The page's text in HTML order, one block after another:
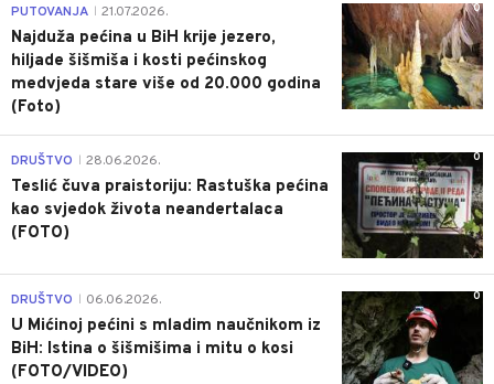
0
PUTOVANJA 21.07.2026.
Najduža pećina u BiH krije jezero,
hiljade šišmiša i kosti pećinskog
medvjeda stare više od 20.000 godina
(Foto)
0
DRUŠTVO 28.06.2026.
Teslić čuva praistoriju: Rastuška pećina
kao svjedok života neandertalaca
(FOTO)
0
DRUŠTVO 06.06.2026.
U Mićinoj pećini s mladim naučnikom iz
BiH: Istina o šišmišima i mitu o kosi
(FOTO/VIDEO)